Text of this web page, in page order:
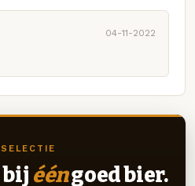
04-11-2022
bij ééngoed bier.